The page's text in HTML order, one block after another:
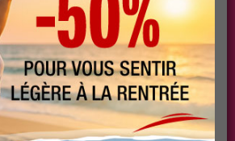
PLUS
SANTÉ
PLUS
COACHING